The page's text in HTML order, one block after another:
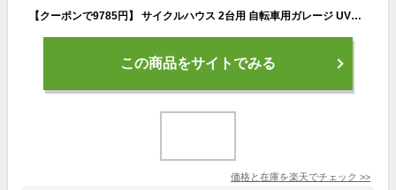
【クーポンで9785円】 サイクルハウス 2台用 自転車用ガレージ UVカット 防水 自転車 バイク ガレージ 家庭用 自転車置き場 バイク置き場 サイクルガレージ カバー 雨よけ 日よけ 物置 SunRuck サイスト
この商品をサイトでみる
価格と在庫を楽天でチェック >>